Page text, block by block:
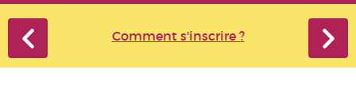
Comment s'inscrire ?